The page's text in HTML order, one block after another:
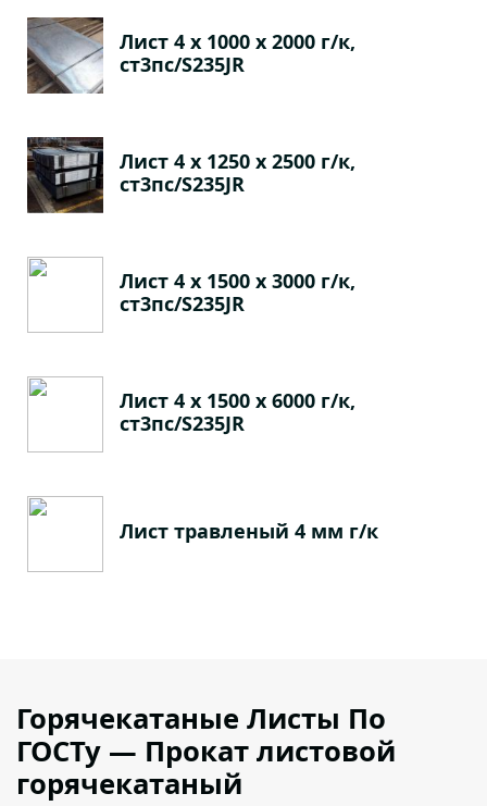
Лист 4 х 1000 х 2000 г/к,
ст3пс/S235JR
Лист 4 х 1250 х 2500 г/к,
ст3пс/S235JR
Лист 4 х 1500 х 3000 г/к,
ст3пс/S235JR
Лист 4 х 1500 х 6000 г/к,
ст3пс/S235JR
Лист травленый 4 мм г/к
Горячекатаные Листы По
ГОСТу — Прокат листовой
горячекатаный